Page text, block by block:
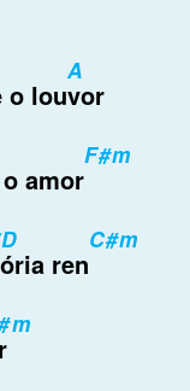
o lou
A
vor
amor
F#m
ren
C#m